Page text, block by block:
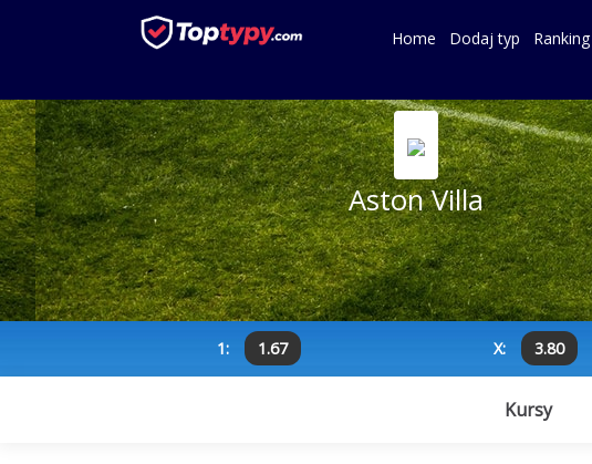
Home Dodaj typ Ranking
Aston Villa
1: 1.67 X: 3.80
Kursy